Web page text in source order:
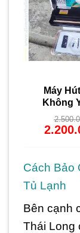
Máy
Không
Giá
gốc
Cách Bảo
Tủ Lạnh
Bên cạnh
Thái Long